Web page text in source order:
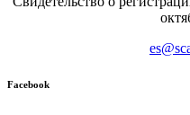
Facebook